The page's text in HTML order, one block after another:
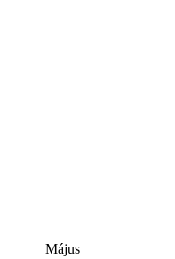
Május